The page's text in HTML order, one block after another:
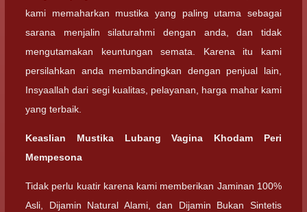
kami memaharkan mustika yang paling utama sebagai
sarana menjalin silaturahmi dengan anda, dan tidak
mengutamakan keuntungan semata. Karena itu kami
persilahkan anda membandingkan dengan penjual lain,
Insyaallah dari segi kualitas, pelayanan, harga mahar kami
yang terbaik.
Keaslian Mustika Lubang Vagina Khodam Peri
Mempesona
Tidak perlu kuatir karena kami memberikan Jaminan 100%
Asli, Dijamin Natural Alami, dan Dijamin Bukan Sintetis